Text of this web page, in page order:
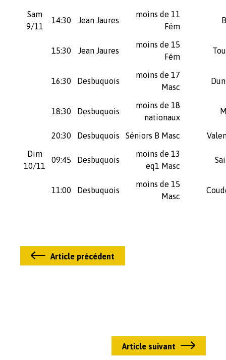
Sam
9/11
14:30 Jean Jaures
moins de 11
Fém
15:30 Jean Jaures
moins de 15
Fém
16:30 Desbuquois
moins de 17
Masc
18:30 Desbuquois
moins de 18
nationaux
20:30 Desbuquois Séniors B Masc
Dim
10/11
09:45 Desbuquois
moins de 13
eq1 Masc
11:00 Desbuquois
moins de 15
Masc
Article précédent
Article suivant